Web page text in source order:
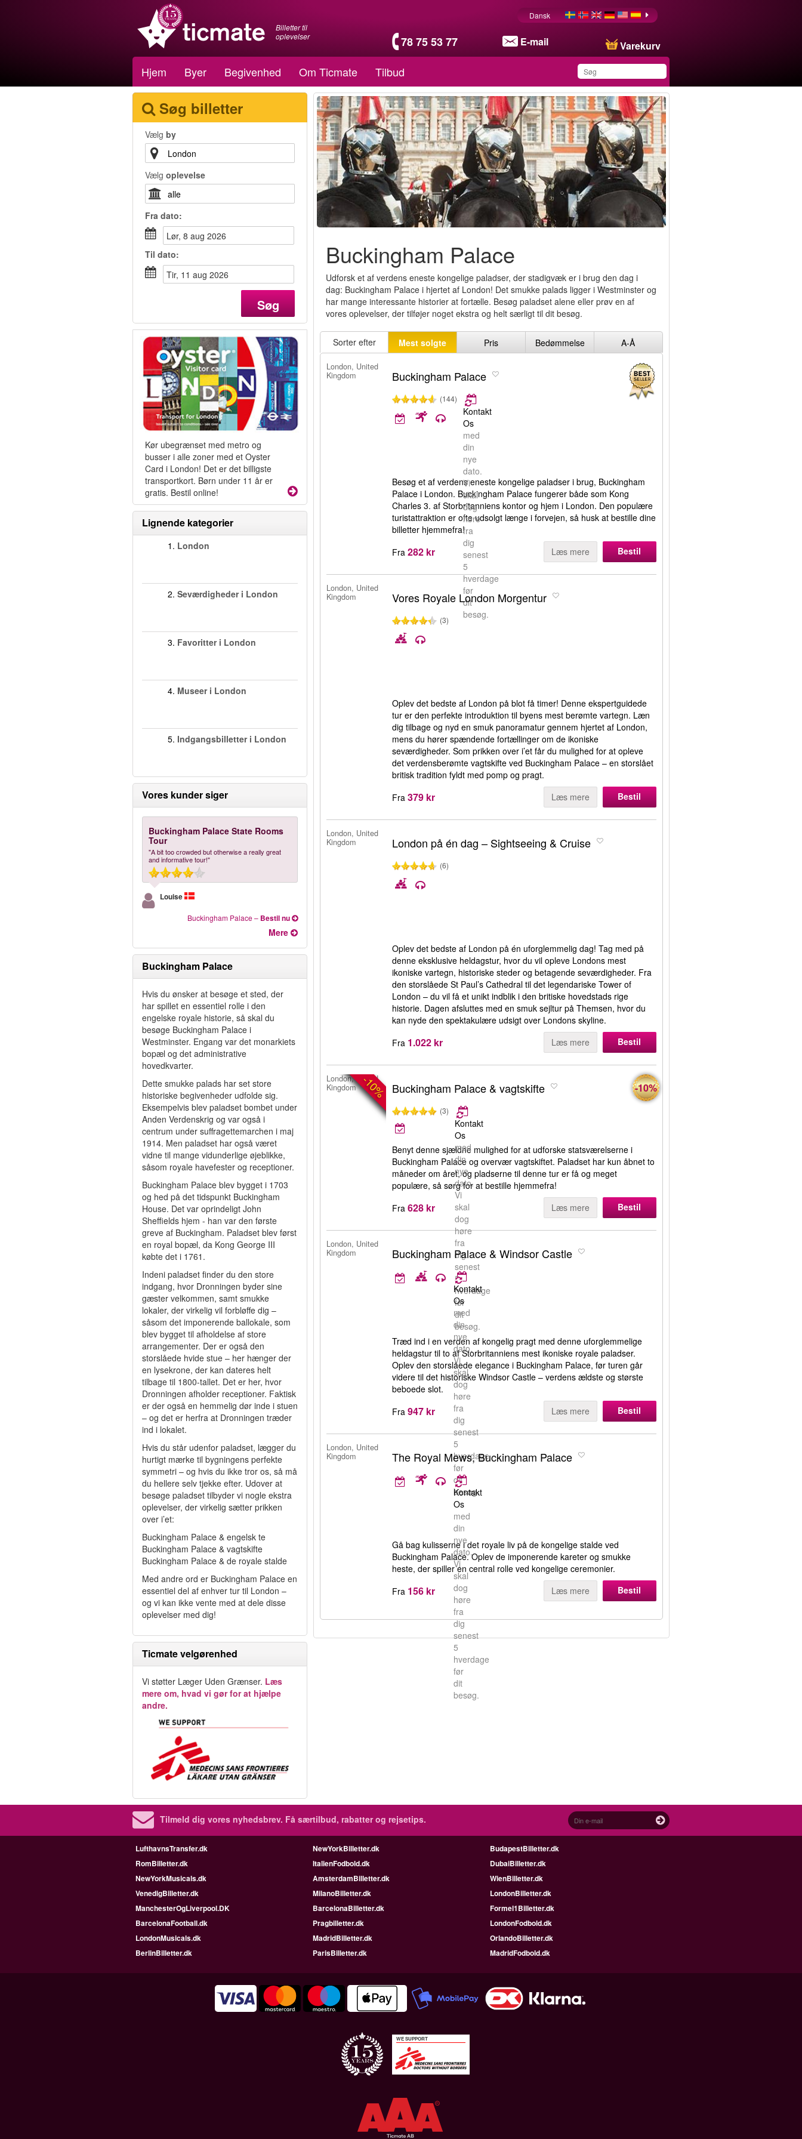
Billetter til
oplevelser
78 75 53 77 E-mail Varekurv
Dansk
Hjem Byer Begivenhed Om Ticmate Tilbud
Du har gemt dette
produkt på din liste
Søg billetter
Vælg by
Vælg oplevelse
Fra dato:
lør, 8 aug 2026
Til dato:
tir, 11 aug 2026
Søg
Kør ubegrænset med metro og
busser i alle zoner med et Oyster
Card i London! Det er det billigste
transportkort. Børn under 11 år er
gratis. Bestil online!
Lignende kategorier
1. London
2. Seværdigheder i London
3. Favoritter i London
4. Museer i London
5. Indgangsbilletter i London
Vores kunder siger
Buckingham Palace State Rooms
Tour
"A bit too crowded but otherwise a really great
and informative tour!"
Louise
Buckingham Palace– Bestil nu
Mere
Buckingham Palace
Hvis du ønsker at besøge et sted, der
har spillet en essentiel rolle i den
engelske royale historie, så skal du
besøge Buckingham Palace i
Westminster. Engang var det monarkiets
bopæl og det administrative
hovedkvarter.
Dette smukke palads har set store
historiske begivenheder udfolde sig.
Eksempelvis blev paladset bombet under
Anden Verdenskrig og var også i
centrum under suffragettemarchen i maj
1914. Men paladset har også været
vidne til mange vidunderlige øjeblikke,
såsom royale havefester og receptioner.
Buckingham Palace blev bygget i 1703
og hed på det tidspunkt Buckingham
House. Det var oprindeligt John
Sheffields hjem - han var den første
greve af Buckingham. Paladset blev først
en royal bopæl, da Kong George III
købte det i 1761.
Indeni paladset finder du den store
indgang, hvor Dronningen byder sine
gæster velkommen, samt smukke
lokaler, der virkelig vil forbløffe dig –
såsom det imponerende ballokale, som
blev bygget til afholdelse af store
arrangementer. Der er også den
storslåede hvide stue – her hænger der
en lysekrone, der kan dateres helt
tilbage til 1800-tallet. Det er her, hvor
Dronningen afholder receptioner. Faktisk
er der også en hemmelig dør inde i stuen
– og det er herfra at Dronningen træder
ind i lokalet.
Hvis du står udenfor paladset, lægger du
hurtigt mærke til bygningens perfekte
symmetri – og hvis du ikke tror os, så må
du hellere selv tjekke efter. Udover at
besøge paladset tilbyder vi nogle ekstra
oplevelser, der virkelig sætter prikken
over i’et:
Buckingham Palace & engelsk te
Buckingham Palace & vagtskifte
Buckingham Palace & de royale stalde
Med andre ord er Buckingham Palace en
essentiel del af enhver tur til London –
og vi kan ikke vente med at dele disse
oplevelser med dig!
Ticmate velgørenhed
Vi støtter Læger Uden Grænser. Læs
mere om, hvad vi gør for at hjælpe
andre.
Buckingham Palace
Udforsk et af verdens eneste kongelige paladser, der stadigvæk er i brug den dag i
dag: Buckingham Palace i hjertet af London! Det smukke palads ligger i Westminster og
har mange interessante historier at fortælle. Besøg paladset alene eller prøv en af
vores oplevelser, der tilføjer noget ekstra og helt særligt til dit besøg.
Sorter efter Mest solgte Pris Bedømmelse A-Å
London, United
Kingdom
Buckingham Palace
(144)
Kontakt
Os
med
din
nye
dato.
Vi
skal
dog
høre
fra
dig
senest
5
hverdage
før
dit
besøg.
Besøg et af verdens eneste kongelige paladser i brug, Buckingham
Palace i London. Buckingham Palace fungerer både som Kong
Charles 3. af Storbritanniens kontor og hjem i London. Den populære
turistattraktion er ofte udsolgt længe i forvejen, så husk at bestille dine
billetter hjemmefra!
Fra 282 kr Læs mere Bestil
London, United
Kingdom
Vores Royale London Morgentur
(3)
Oplev det bedste af London på blot få timer! Denne ekspertguidede
tur er den perfekte introduktion til byens mest berømte vartegn. Læn
dig tilbage og nyd en smuk panoramatur gennem hjertet af London,
mens du hører spændende fortællinger om de ikoniske
seværdigheder. Som prikken over i’et får du mulighed for at opleve
det verdensberømte vagtskifte ved Buckingham Palace – en storslået
britisk tradition fyldt med pomp og pragt.
Fra 379 kr Læs mere Bestil
London, United
Kingdom
London på én dag – Sightseeing & Cruise
(6)
Oplev det bedste af London på én uforglemmelig dag! Tag med på
denne eksklusive heldagstur, hvor du vil opleve Londons mest
ikoniske vartegn, historiske steder og betagende seværdigheder. Fra
den storslåede St Paul’s Cathedral til det legendariske Tower of
London – du vil få et unikt indblik i den britiske hovedstads rige
historie. Dagen afsluttes med en smuk sejltur på Themsen, hvor du
kan nyde den spektakulære udsigt over Londons skyline.
Fra 1.022 kr Læs mere Bestil
-10%
London, United
Kingdom
Buckingham Palace & vagtskifte
(3)
Kontakt
Os
med
din
nye
dato.
Vi
skal
dog
høre
fra
dig
senest
5
hverdage
før
dit
besøg.
-10%
Benyt denne sjældne mulighed for at udforske statsværelserne i
Buckingham Palace og overvær vagtskiftet. Paladset har kun åbnet to
måneder om året, og pladserne til denne tur er få og meget
populære, så sørg for at bestille hjemmefra!
Fra 628 kr Læs mere Bestil
London, United
Kingdom
Buckingham Palace & Windsor Castle
Kontakt
Os
med
din
nye
dato.
Vi
skal
dog
høre
fra
dig
senest
5
hverdage
før
dit
besøg.
Træd ind i en verden af kongelig pragt med denne uforglemmelige
heldagstur til to af Storbritanniens mest ikoniske royale paladser.
Oplev den storslåede elegance i Buckingham Palace, før turen går
videre til det historiske Windsor Castle – verdens ældste og største
beboede slot.
Fra 947 kr Læs mere Bestil
London, United
Kingdom
The Royal Mews, Buckingham Palace
Kontakt
Os
med
din
nye
dato.
Vi
skal
dog
høre
fra
dig
senest
5
hverdage
før
dit
besøg.
Gå bag kulisserne i det royale liv på de kongelige stalde ved
Buckingham Palace. Oplev de imponerende kareter og smukke
heste, der spiller en central rolle ved kongelige ceremonier.
Fra 156 kr Læs mere Bestil
Tilmeld dig vores nyhedsbrev. Få særtilbud, rabatter og rejsetips.
LufthavnsTransfer.dk NewYorkBilletter.dk
BudapestBilletter.dk
RomBilletter.dk
ItalienFodbold.dk
DubaiBilletter.dk
NewYorkMusicals.dk
AmsterdamBilletter.dk
WienBilletter.dk
VenedigBilletter.dk
MilanoBilletter.dk
LondonBilletter.dk
ManchesterOgLiverpool.DK
BarcelonaBilletter.dk
Formel1Billetter.dk
BarcelonaFootball.dk
Pragbilletter.dk
LondonFodbold.dk
LondonMusicals.dk
MadridBilletter.dk
OrlandoBilletter.dk
BerlinBilletter.dk
ParisBilletter.dk MadridFodbold.dk
WE SUPPORT